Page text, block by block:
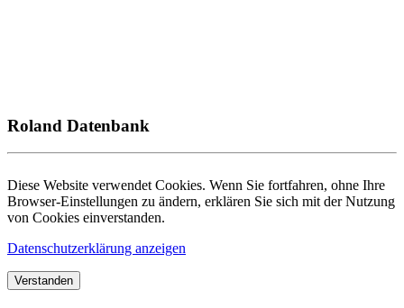
Roland Datenbank
Diese Website verwendet Cookies. Wenn Sie fortfahren, ohne Ihre
Browser-Einstellungen zu ändern, erklären Sie sich mit der Nutzung
von Cookies einverstanden.
Datenschutzerklärung anzeigen
Verstanden